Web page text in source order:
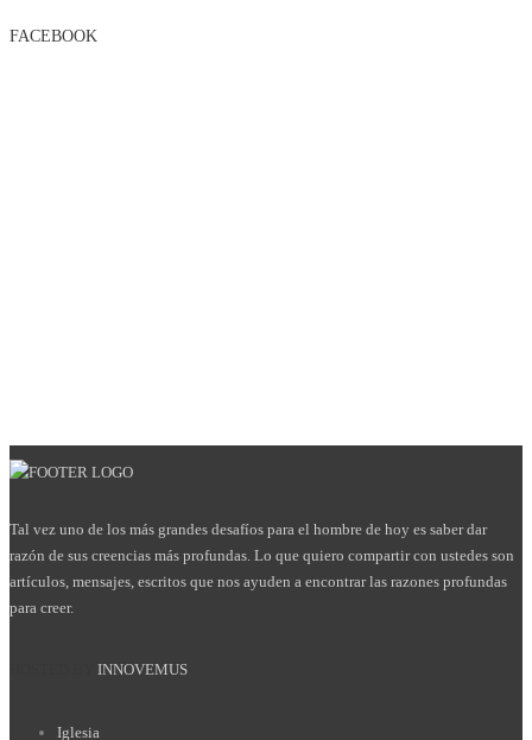
FACEBOOK
Tal vez uno de los más grandes desafíos para el hombre de hoy es saber dar
razón de sus creencias más profundas. Lo que quiero compartir con ustedes son
artículos, mensajes, escritos que nos ayuden a encontrar las razones profundas
para creer.
INNOVEMUS
Iglesia